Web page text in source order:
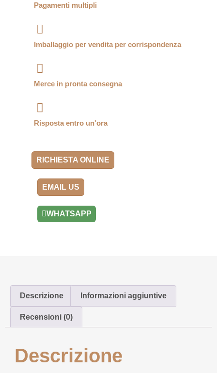
Pagamenti multipli
Imballaggio per vendita per corrispondenza
Merce in pronta consegna
Risposta entro un'ora
RICHIESTA ONLINE
EMAIL US
WHATSAPP
Descrizione Informazioni aggiuntive
Recensioni (0)
Descrizione